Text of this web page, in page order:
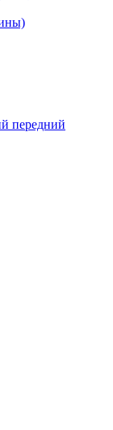
передний